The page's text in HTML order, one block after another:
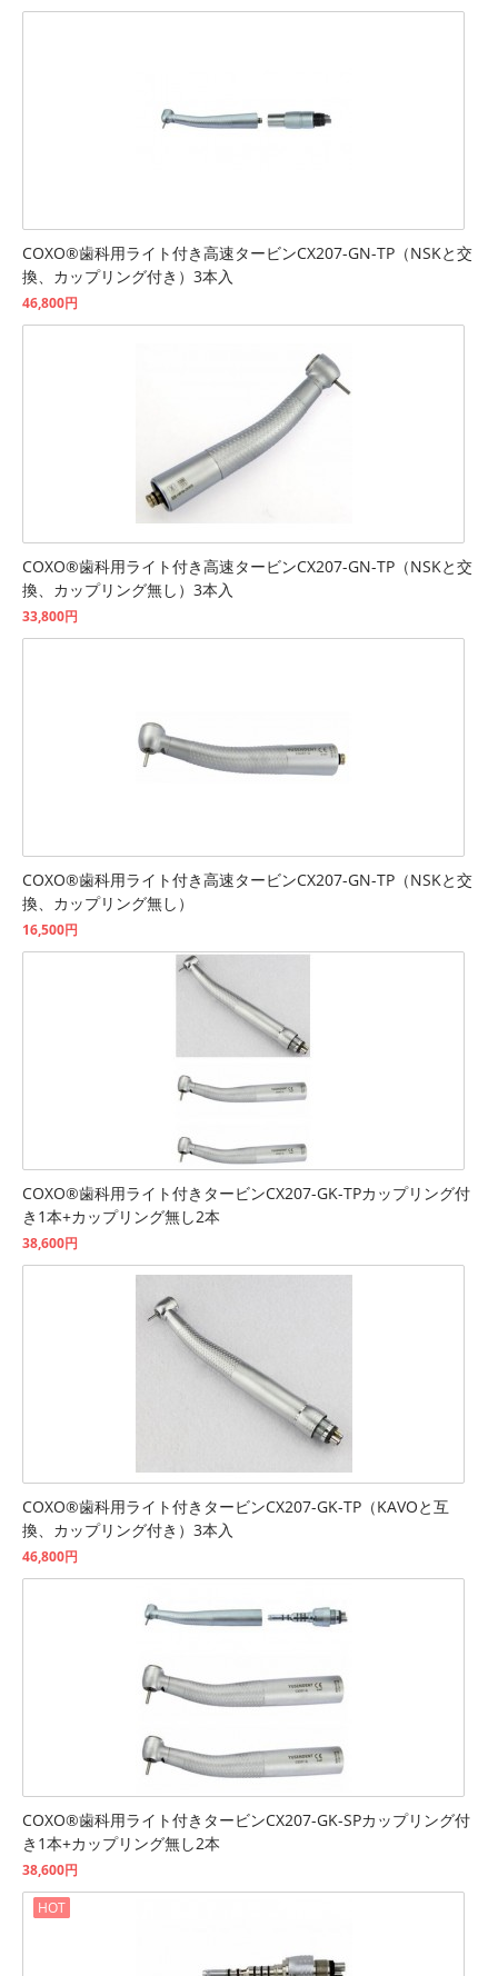
COXO®歯科用ライト付き高速タービンCX207-GN-TP（NSKと交
換、カップリング付き）3本入
46,800円
COXO®歯科用ライト付き高速タービンCX207-GN-TP（NSKと交
換、カップリング無し）3本入
33,800円
COXO®歯科用ライト付き高速タービンCX207-GN-TP（NSKと交
換、カップリング無し）
16,500円
COXO®歯科用ライト付きタービンCX207-GK-TPカップリング付
き1本+カップリング無し2本
38,600円
COXO®歯科用ライト付きタービンCX207-GK-TP（KAVOと互
換、カップリング付き）3本入
46,800円
COXO®歯科用ライト付きタービンCX207-GK-SPカップリング付
き1本+カップリング無し2本
38,600円
HOT